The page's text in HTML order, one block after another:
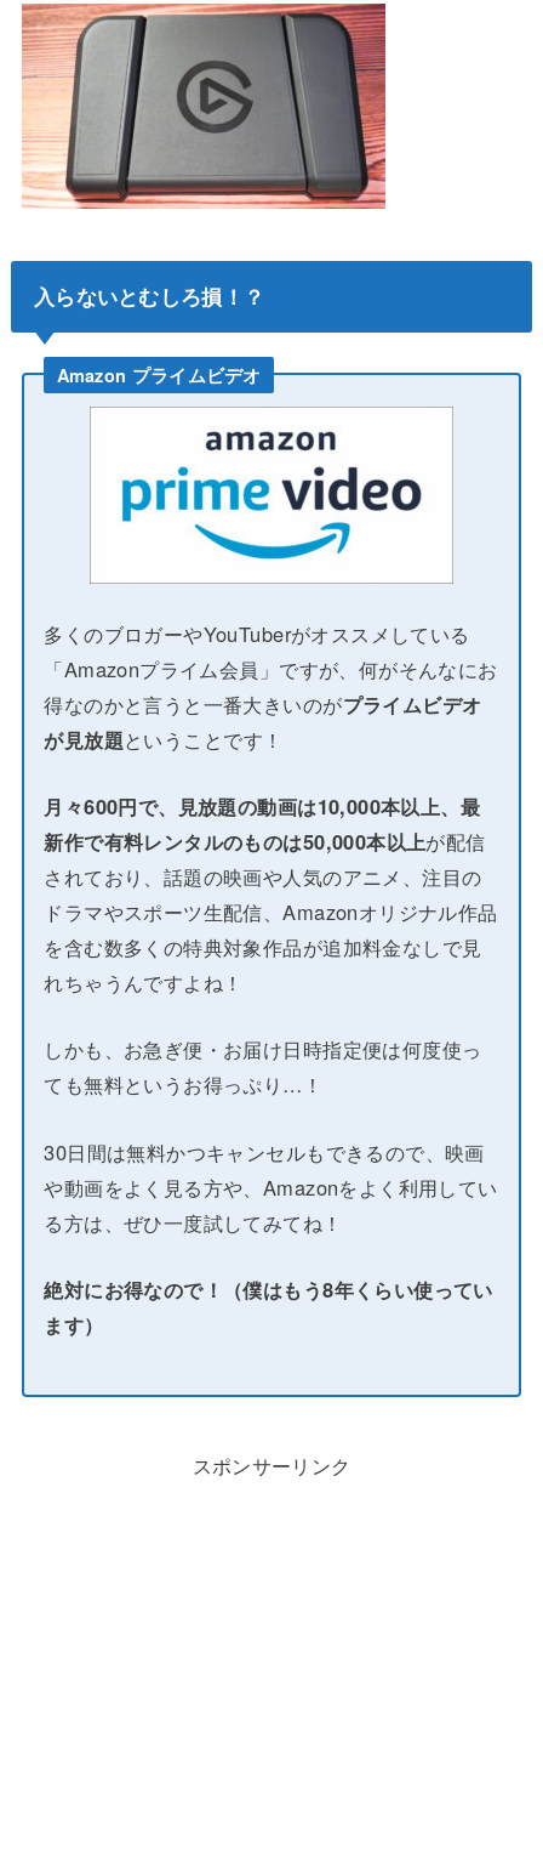
入らないとむしろ損！？
Amazon プライムビデオ
多くのブロガーやYouTuberがオススメしている
「Amazonプライム会員」ですが、何がそんなにお
得なのかと言うと一番大きいのがプライムビデオ
が見放題ということです！
月々600円で、見放題の動画は10,000本以上、最
新作で有料レンタルのものは50,000本以上が配信
されており、話題の映画や人気のアニメ、注目の
ドラマやスポーツ生配信、Amazonオリジナル作品
を含む数多くの特典対象作品が追加料金なしで見
れちゃうんですよね！
しかも、お急ぎ便・お届け日時指定便は何度使っ
ても無料というお得っぷり…！
30日間は無料かつキャンセルもできるので、映画
や動画をよく見る方や、Amazonをよく利用してい
る方は、ぜひ一度試してみてね！
絶対にお得なので！（僕はもう8年くらい使ってい
ます）
スポンサーリンク